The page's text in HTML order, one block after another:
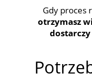
Gdy proces
otrzymasz